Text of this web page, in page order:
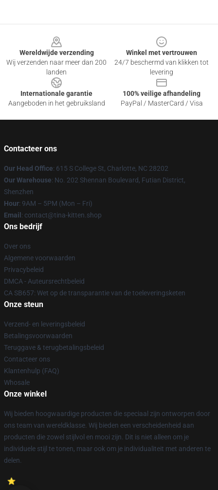
Wereldwijde verzending
Wij verzenden naar meer dan 200
landen
Winkel met vertrouwen
24/7 beschermd van klikken tot
levering
Internationale garantie
Aangeboden in het gebruiksland
100% veilige afhandeling
PayPal / MasterCard / Visa
Contacteer ons
Our Head Office: 615 S College St, Charlotte, NC 28202
Our Warehouse: No. 202 Shennan Boulevard, Futian District,
Shenzhen
Hour: 9AM – 5PM (Mon – Fri)
Email : contact@tina-kitten.shop
Ons bedrijf
Over ons
Algemene voorwaarden
Privacybeleid
DMCA - Auteursrechtbeleid
CA SB657: Wet op de transparantie van de toeleveringsketen
Onze steun
Verzend- en leveringsbeleid
Betalingsvoorwaarden
Teruggave & terugbetalingsbeleid
Contacteer ons
Klantenhulp (FAQ)
Whosale
Onze winkel
Wij bieden hoogwaardige producten die speciaal zijn ontworpen door
ons team van wereldklasse. Wij bieden een verscheidenheid aan
producten die zowel stijlvol en mooi zijn. Dit is niet alleen om je
individuele stijl te tonen, maar ook om je individualiteit met anderen te
delen.